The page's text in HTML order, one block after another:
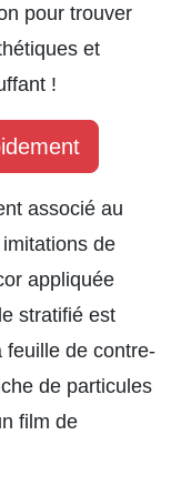
pour trouver
et
!
associé au
de
appliquée
stratifié est
feuille de contre-
de particules
film de